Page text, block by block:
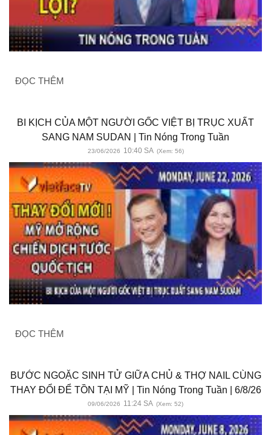
ĐỌC THÊM
BI KỊCH CỦA MỘT NGƯỜI GỐC VIỆT BỊ TRỤC XUẤT
SANG NAM SUDAN | Tin Nóng Trong Tuần
23/06/2026 10:40 SA (Xem: 56)
ĐỌC THÊM
BƯỚC NGOẶC SINH TỬ GIỮA CHỦ & THỢ NAIL CÙNG
THAY ĐỔI ĐỂ TỒN TẠI MỸ | Tin Nóng Trong Tuần | 6/8/26
09/06/2026 11:24 SA (Xem: 52)